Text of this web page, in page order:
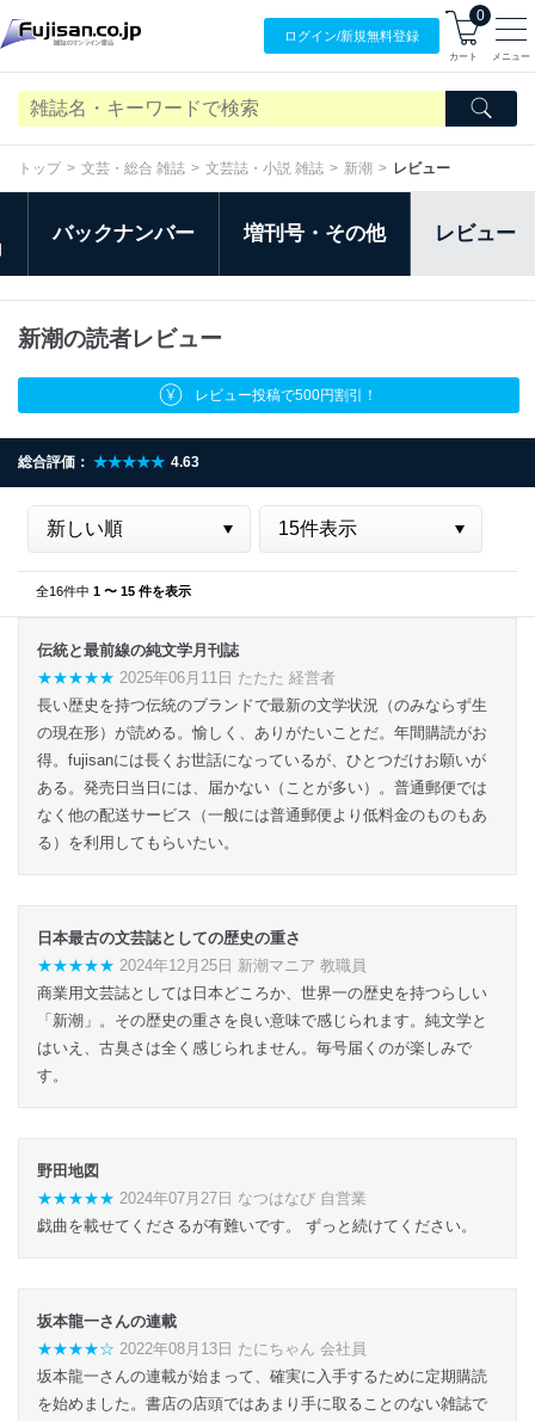
ログイン/新規無料登録
0
カート メニュー
トップ 文芸・総合 雑誌 文芸誌・小説 雑誌 新潮 レビュー
バックナンバー 増刊号・その他 レビュー
新潮の読者レビュー
レビュー投稿で500円割引！
総合評価： ★★★★★ 4.63
全16件中 1 〜 15 件を表示
伝統と最前線の純文学月刊誌
★★★★★ 2025年06月11日 たたた 経営者
長い歴史を持つ伝統のブランドで最新の文学状況（のみならず生
の現在形）が読める。愉しく、ありがたいことだ。年間購読がお
得。fujisanには長くお世話になっているが、ひとつだけお願いが
ある。発売日当日には、届かない（ことが多い）。普通郵便では
なく他の配送サービス（一般には普通郵便より低料金のものもあ
る）を利用してもらいたい。
日本最古の文芸誌としての歴史の重さ
★★★★★ 2024年12月25日 新潮マニア 教職員
商業用文芸誌としては日本どころか、世界一の歴史を持つらしい
「新潮」。その歴史の重さを良い意味で感じられます。純文学と
はいえ、古臭さは全く感じられません。毎号届くのが楽しみで
す。
野田地図
★★★★★ 2024年07月27日 なつはなび 自営業
戯曲を載せてくださるが有難いです。 ずっと続けてください。
坂本龍一さんの連載
★★★★☆ 2022年08月13日 たにちゃん 会社員
坂本龍一さんの連載が始まって、確実に入手するために定期購読
を始めました。書店の店頭ではあまり手に取ることのない雑誌で